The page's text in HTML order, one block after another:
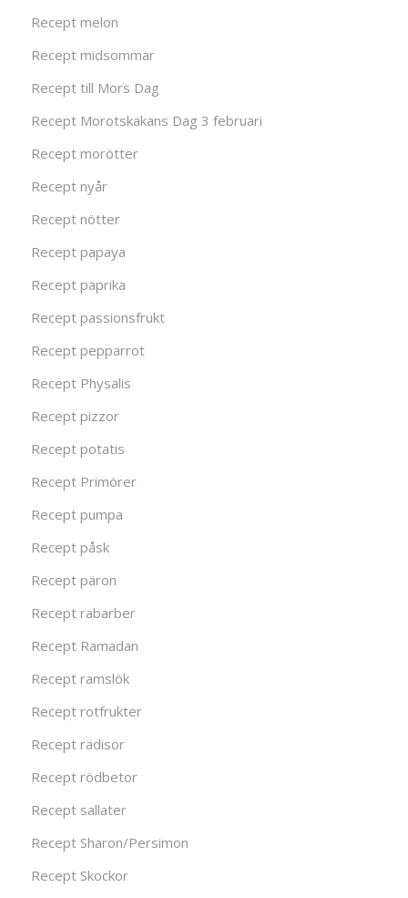
Recept melon
Recept midsommar
Recept till Mors Dag
Recept Morotskakans Dag 3 februari
Recept morötter
Recept nyår
Recept nötter
Recept papaya
Recept paprika
Recept passionsfrukt
Recept pepparrot
Recept Physalis
Recept pizzor
Recept potatis
Recept Primörer
Recept pumpa
Recept påsk
Recept päron
Recept rabarber
Recept Ramadan
Recept ramslök
Recept rotfrukter
Recept rädisor
Recept rödbetor
Recept sallater
Recept Sharon/Persimon
Recept Skockor